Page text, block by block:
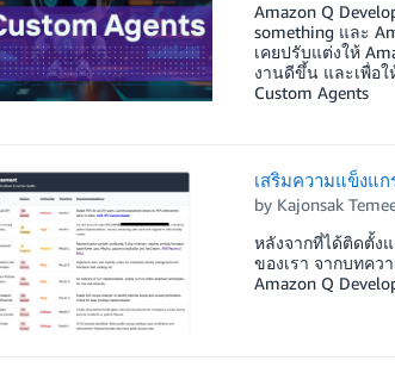
Amazon Q
something และ
เคยปรับแต่งให้
งานดีขึ้น และเพื่อ
Custom Agents
เสริมความแข็งแ
by Kajonsak
หลังจากที่ได้ติดตั้งแ
ของเรา จากบทคว
Amazon Q